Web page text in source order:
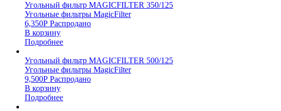
Угольный фильтр MAGICFILTER 350/125
Угольные фильтры MagicFilter
6,350Р Распродано
В корзину
Подробнее
Угольный фильтр MAGICFILTER 500/125
Угольные фильтры MagicFilter
9,500Р Распродано
В корзину
Подробнее